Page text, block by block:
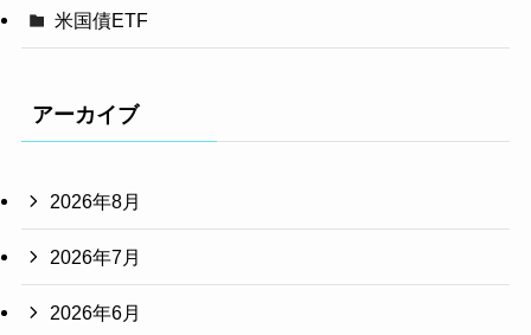
米国債ETF
アーカイブ
2026年8月
2026年7月
2026年6月